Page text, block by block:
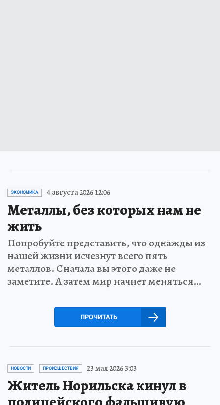
ЭКОНОМИКА 4 августа 2026 12:06
Металлы, без которых нам не
жить
Попробуйте представить, что однажды из
нашей жизни исчезнут всего пять
металлов. Сначала вы этого даже не
заметите. А затем мир начнет меняться…
ПРОЧИТАТЬ
НОВОСТИ ПРОИСШЕСТВИЯ 23 мая 2026 3:03
Житель Норильска кинул в